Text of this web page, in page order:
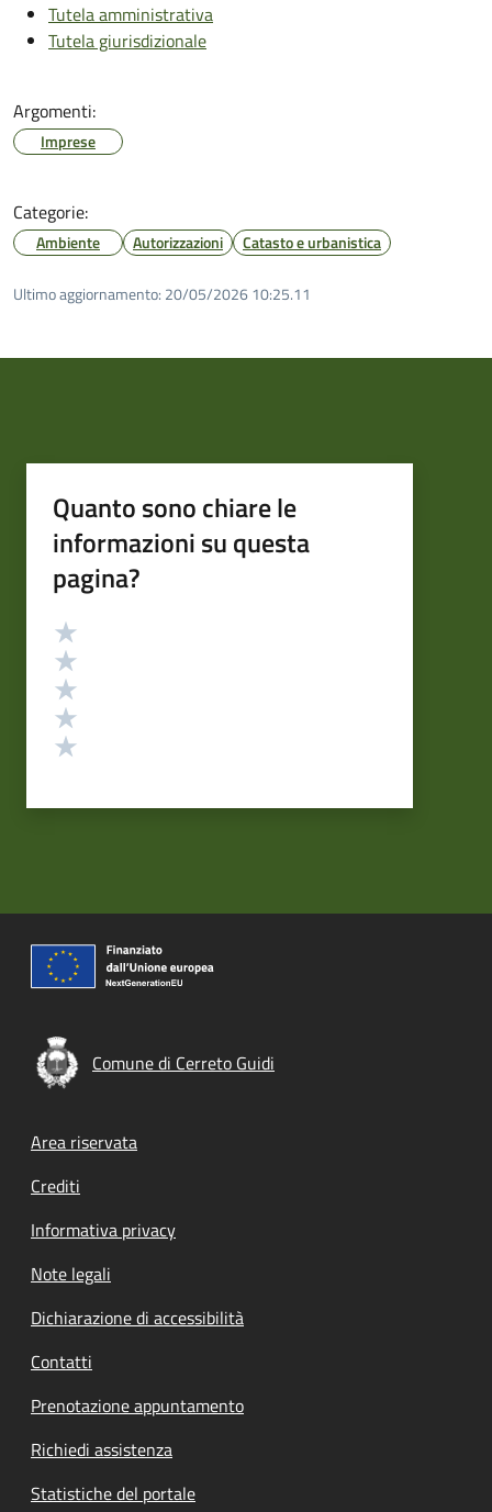
Tutela amministrativa
Tutela giurisdizionale
Argomenti:
Imprese
Categorie:
Ambiente Autorizzazioni Catasto e urbanistica
Ultimo aggiornamento: 20/05/2026 10:25.11
Quanto sono chiare le
informazioni su questa
pagina?
Valutazione
Comune di Cerreto Guidi
Footer menu
Area riservata
Crediti
Informativa privacy
Note legali
Dichiarazione di accessibilità
Contatti
Prenotazione appuntamento
Richiedi assistenza
Statistiche del portale